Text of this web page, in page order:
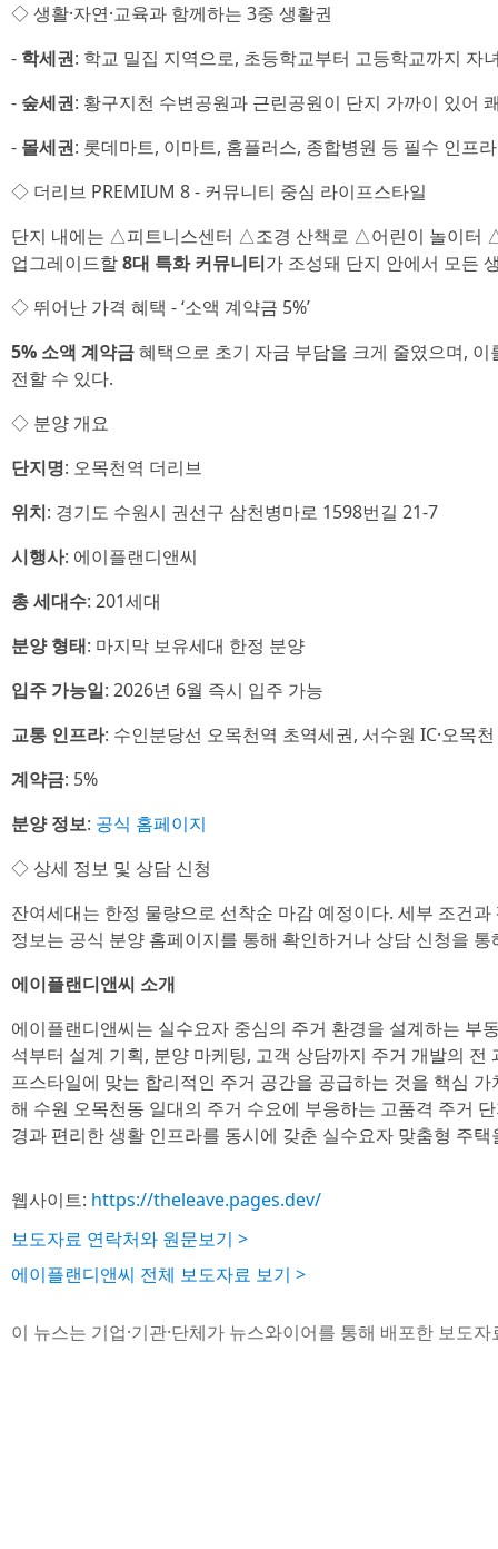
◇ 생활·자연·교육과 함께하는 3중 생활권
- 학세권: 학교 밀집 지역으로, 초등학교부터 고등학교까지 자
- 숲세권: 황구지천 수변공원과 근린공원이 단지 가까이 있어
- 몰세권: 롯데마트, 이마트, 홈플러스, 종합병원 등 필수 인프
◇ 더리브 PREMIUM 8 - 커뮤니티 중심 라이프스타일
단지 내에는 △피트니스센터 △조경 산책로 △어린이 놀이터
업그레이드할8대 특화 커뮤니티가 조성돼 단지 안에서 모든
◇ 뛰어난 가격 혜택 - ‘소액 계약금 5%’
5% 소액 계약금혜택으로 초기 자금 부담을 크게 줄였으며,
전할 수 있다.
◇ 분양 개요
단지명: 오목천역 더리브
위치: 경기도 수원시 권선구 삼천병마로 1598번길 21-7
시행사: 에이플랜디앤씨
총 세대수: 201세대
분양 형태: 마지막 보유세대 한정 분양
입주 가능일: 2026년 6월 즉시 입주 가능
교통 인프라: 수인분당선 오목천역 초역세권, 서수원 IC·오목
계약금: 5%
분양 정보: 공식 홈페이지
◇ 상세 정보 및 상담 신청
잔여세대는 한정 물량으로 선착순 마감 예정이다. 세부 조건
정보는 공식 분양 홈페이지를 통해 확인하거나 상담 신청을
에이플랜디앤씨 소개
에이플랜디앤씨는 실수요자 중심의 주거 환경을 설계하는 부
석부터 설계 기획, 분양 마케팅, 고객 상담까지 주거 개발의
프스타일에 맞는 합리적인 주거 공간을 공급하는 것을 핵심
해 수원 오목천동 일대의 주거 수요에 부응하는 고품격 주거
경과 편리한 생활 인프라를 동시에 갖춘 실수요자 맞춤형 주택
웹사이트: https://theleave.pages.dev/
보도자료 연락처와 원문보기 >
에이플랜디앤씨 전체 보도자료 보기 >
이 뉴스는 기업·기관·단체가 뉴스와이어를 통해 배포한 보도